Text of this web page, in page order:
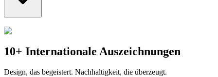
10+ Internationale Auszeichnungen
Design, das begeistert. Nachhaltigkeit, die überzeugt.